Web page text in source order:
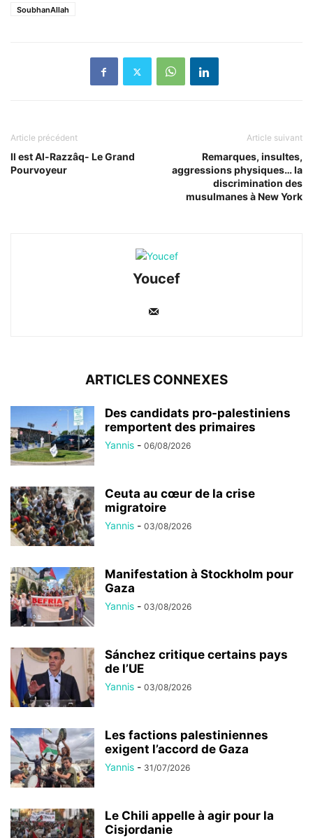
SoubhanAllah
Article précédent
Il est Al-Razzâq- Le Grand
Pourvoyeur
Article suivant
Remarques, insultes,
aggressions physiques… la
discrimination des
musulmanes à New York
Youcef
ARTICLES CONNEXES
Des candidats pro-palestiniens
remportent des primaires
Yannis - 06/08/2026
Ceuta au cœur de la crise
migratoire
Yannis - 03/08/2026
Manifestation à Stockholm pour
Gaza
Yannis - 03/08/2026
Sánchez critique certains pays
de l’UE
Yannis - 03/08/2026
Les factions palestiniennes
exigent l’accord de Gaza
Yannis - 31/07/2026
Le Chili appelle à agir pour la
Cisjordanie